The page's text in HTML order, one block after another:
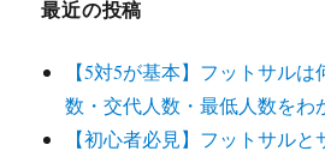
最近の投稿
【5対5が基本】フットサル
数・交代人数・最低人数をわ
【初心者必見】フットサルと